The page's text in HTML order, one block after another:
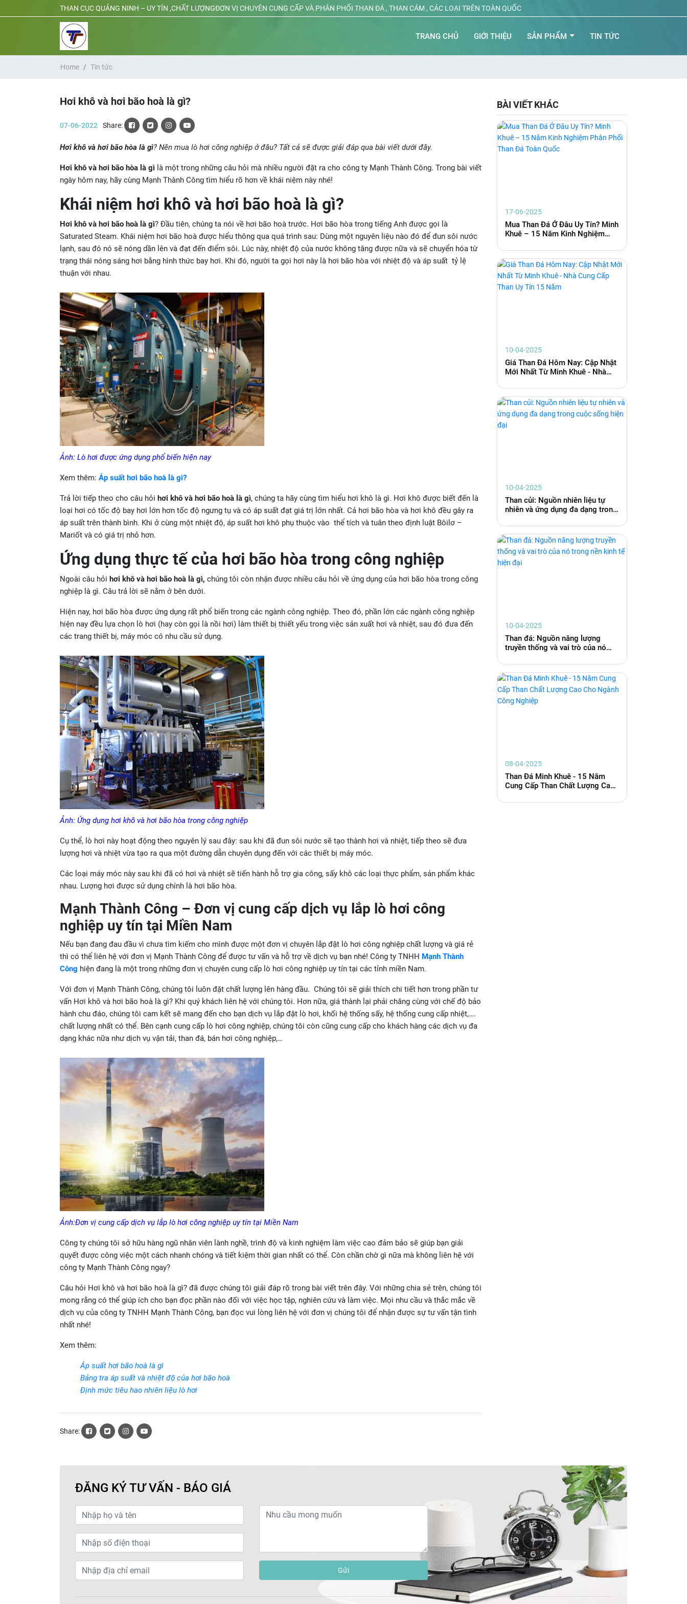
THAN CỤC QUẢNG NINH – UY TÍN ,CHẤT LƯỢNGĐƠN VỊ CHUYÊN CUNG CẤP VÀ PHÂN PHỐI THAN ĐÁ , THAN CÁM , CÁC LOẠI TRÊN TOÀN QUỐC
TRANG CHỦ GIỚI THIỆU SẢN PHẨM TIN TỨC
Home Tin tức
Hơi khô và hơi bão hoà là gì?
07-06-2022 Share:
Hơi khô và hơi bão hòa là gì? Nên mua lò hơi công nghiệp ở đâu? Tất cả sẽ được giải đáp qua bài viết dưới đây.
Hơi khô và hơi bão hòa là gì là một trong những câu hỏi mà nhiều người đặt ra cho công ty Mạnh Thành Công. Trong bài viết
ngày hôm nay, hãy cùng Mạnh Thành Công tìm hiểu rõ hơn về khái niệm này nhé!
Khái niệm hơi khô và hơi bão hoà là gì?
Hơi khô và hơi bão hoà là gì? Đầu tiên, chúng ta nói về hơi bão hoà trước. Hơi bão hòa trong tiếng Anh được gọi là
Saturated Steam. Khái niệm hơi bão hoà được hiểu thông qua quá trình sau: Dùng một nguyên liệu nào đó để đun sôi nước
lạnh, sau đó nó sẽ nóng dần lên và đạt đến điểm sôi. Lúc này, nhiệt độ của nước không tăng được nữa và sẽ chuyển hóa từ
trạng thái nóng sáng hơi bằng hình thức bay hơi. Khi đó, người ta gọi hơi này là hơi bão hòa với nhiệt độ và áp suất tỷ lệ
thuận với nhau.
Ảnh: Lò hơi được ứng dụng phổ biến hiện nay
Xem thêm: Áp suất hơi bão hoà là gì?
Trả lời tiếp theo cho câu hỏi hơi khô và hơi bão hoà là gì, chúng ta hãy cùng tìm hiểu hơi khô là gì. Hơi khô được biết đến là
loại hơi có tốc độ bay hơi lớn hơn tốc độ ngưng tụ và có áp suất đạt giá trị lớn nhất. Cả hơi bão hòa và hơi khô đều gây ra
áp suất trên thành bình. Khi ở cùng một nhiệt độ, áp suất hơi khô phụ thuộc vào thể tích và tuân theo định luật Bôilơ –
Mariốt và có giá trị nhỏ hơn.
Ứng dụng thực tế của hơi bão hòa trong công nghiệp
Ngoài câu hỏi hơi khô và hơi bão hoà là gì, chúng tôi còn nhận được nhiều câu hỏi về ứng dụng của hơi bão hòa trong công
nghiệp là gì. Câu trả lời sẽ nằm ở bên dưới.
Hiện nay, hơi bão hòa được ứng dụng rất phổ biến trong các ngành công nghiệp. Theo đó, phần lớn các ngành công nghiệp
hiện nay đều lựa chọn lò hơi (hay còn gọi là nồi hơi) làm thiết bị thiết yếu trong việc sản xuất hơi và nhiệt, sau đó đưa đến
các trang thiết bị, máy móc có nhu cầu sử dụng.
Ảnh: Ứng dụng hơi khô và hơi bão hòa trong công nghiệp
Cụ thể, lò hơi này hoạt động theo nguyên lý sau đây: sau khi đã đun sôi nước sẽ tạo thành hơi và nhiệt, tiếp theo sẽ đưa
lượng hơi và nhiệt vừa tạo ra qua một đường dẫn chuyên dụng đến với các thiết bị máy móc.
Các loại máy móc này sau khi đã có hơi và nhiệt sẽ tiến hành hỗ trợ gia công, sấy khô các loại thực phẩm, sản phẩm khác
nhau. Lượng hơi được sử dụng chính là hơi bão hòa.
Mạnh Thành Công – Đơn vị cung cấp dịch vụ lắp lò hơi công
nghiệp uy tín tại Miền Nam
Nếu bạn đang đau đầu vì chưa tìm kiếm cho mình được một đơn vị chuyên lắp đặt lò hơi công nghiệp chất lượng và giá rẻ
thì có thể liên hệ với đơn vị Mạnh Thành Công để được tư vấn và hỗ trợ về dịch vụ bạn nhé! Công ty TNHH Mạnh Thành
Công hiện đang là một trong những đơn vị chuyên cung cấp lò hơi công nghiệp uy tín tại các tỉnh miền Nam.
Với đơn vị Mạnh Thành Công, chúng tôi luôn đặt chất lượng lên hàng đầu. Chúng tôi sẽ giải thích chi tiết hơn trong phần tư
vấn Hơi khô và hơi bão hoà là gì? Khi quý khách liên hệ với chúng tôi. Hơn nữa, giá thành lại phải chăng cùng với chế độ bảo
hành chu đáo, chúng tôi cam kết sẽ mang đến cho bạn dịch vụ lắp đặt lò hơi, khối hệ thống sấy, hệ thống cung cấp nhiệt,….
chất lượng nhất có thể. Bên cạnh cung cấp lò hơi công nghiệp, chúng tôi còn cũng cung cấp cho khách hàng các dịch vụ đa
dạng khác nữa như dịch vụ vận tải, than đá, bán hơi công nghiệp,…
Ảnh:Đơn vị cung cấp dịch vụ lắp lò hơi công nghiệp uy tín tại Miền Nam
Công ty chúng tôi sở hữu hàng ngũ nhân viên lành nghề, trình độ và kinh nghiệm làm việc cao đảm bảo sẽ giúp bạn giải
quyết được công việc một cách nhanh chóng và tiết kiệm thời gian nhất có thể. Còn chần chờ gì nữa mà không liên hệ với
công ty Mạnh Thành Công ngay?
Câu hỏi Hơi khô và hơi bão hoà là gì? đã được chúng tôi giải đáp rõ trong bài viết trên đây. Với những chia sẻ trên, chúng tôi
mong rằng có thể giúp ích cho bạn đọc phần nào đối với việc học tập, nghiên cứu và làm việc. Mọi nhu cầu và thắc mắc về
dịch vụ của công ty TNHH Mạnh Thành Công, bạn đọc vui lòng liên hệ với đơn vị chúng tôi để nhận được sự tư vấn tận tình
nhất nhé!
Xem thêm:
Áp suất hơi bão hoà là gì
Bảng tra áp suất và nhiệt độ của hơi bão hoà
Định mức tiêu hao nhiên liệu lò hơi
Share:
BÀI VIẾT KHÁC
17-06-2025
Mua Than Đá Ở Đâu Uy Tín? Minh
Khuê – 15 Năm Kinh Nghiệm
10-04-2025
Giá Than Đá Hôm Nay: Cập Nhật
Mới Nhất Từ Minh Khuê - Nhà
10-04-2025
Than củi: Nguồn nhiên liệu tự
nhiên và ứng dụng đa dạng trong
10-04-2025
Than đá: Nguồn năng lượng
truyền thống và vai trò của nó
08-04-2025
Than Đá Minh Khuê - 15 Năm
Cung Cấp Than Chất Lượng Cao
ĐĂNG KÝ TƯ VẤN - BÁO GIÁ
Gửi